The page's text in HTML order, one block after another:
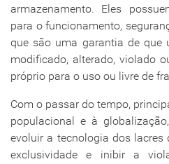
armazenamento. Eles
para o funcionamento,
que são uma garantia de que
modificado, alterado, violado
próprio para o uso ou livre de
Com o passar do tempo,
populacional e à
evoluir a tecnologia dos lacres
exclusividade e inibir a